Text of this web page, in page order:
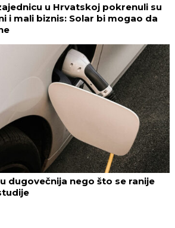
u Hrvatskoj pokrenuli su
i mali biznis: Solar bi mogao da
dugovečnija nego što se ranije